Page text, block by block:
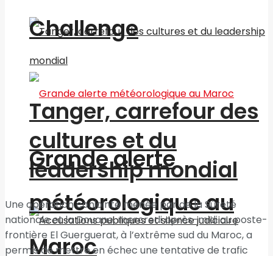
Tanger, carrefour des
cultures et du
leadership mondial
Challenge
Grande alerte
météorologique au
Maroc
Une opération conjointe menée par de la Sûreté
nationale et la Douane, mercredi après-midi au poste-
frontière El Guerguerat, à l’extrême sud du Maroc, a
permis de mettre en échec une tentative de trafic